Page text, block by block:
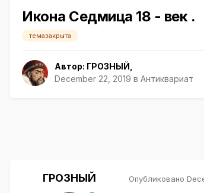
Икона Седмица 18 - век .
темазакрыта
Автор: ГРОЗНЫЙ
December 22, 2019 в Антиквариат
ГРОЗНЫЙ Опубликовано